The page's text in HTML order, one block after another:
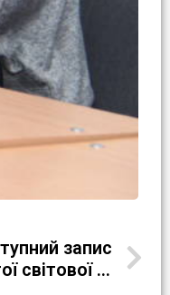
запис
День пам’яті і примирення в честь всіх жертв Другої світової війни 1939-1945 років